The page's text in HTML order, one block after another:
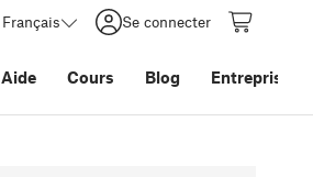
Français Se connecter
Aide Cours Blog Entreprise